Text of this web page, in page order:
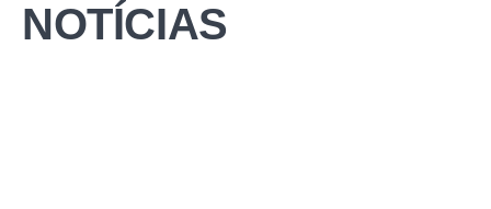
NOTÍCIAS